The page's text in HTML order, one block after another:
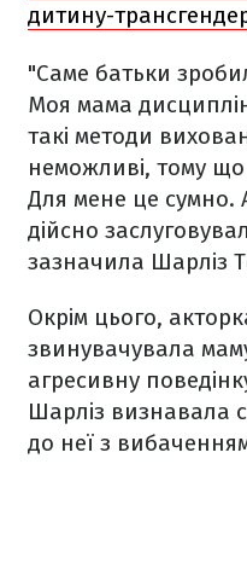
дитину-
"Саме батьки
Моя мама
такі методи
неможливі, тому що
Для мене це
дійсно
зазначила Шарліз
Окрім цього,
звинувачувала
агресивну
Шарліз визнавала
до неї з